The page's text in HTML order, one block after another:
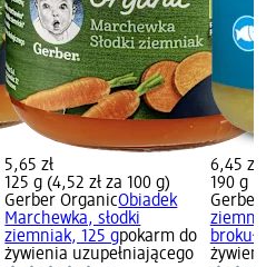
5,65 zł
125 g (4,52 zł za 100 g)
Gerber OrganicObiadek
Marchewka, słodki
ziemniak, 125 gpokarm do
żywienia uzupełniającego
6,45 zł
190 g
Gerber